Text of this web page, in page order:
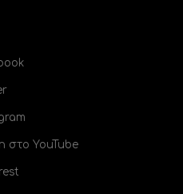
στο YouTube